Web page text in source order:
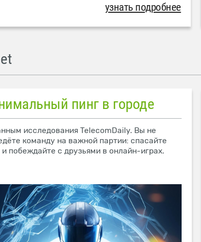
узнать подробнее
пинг в городе
исследования TelecomDaily. Вы не
команду на важной партии: спасайте
побеждайте с друзьями в онлайн-играх.